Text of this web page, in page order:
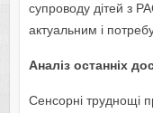
супроводу дітей з
актуальним і
Аналіз останніх
Сенсорні труднощі